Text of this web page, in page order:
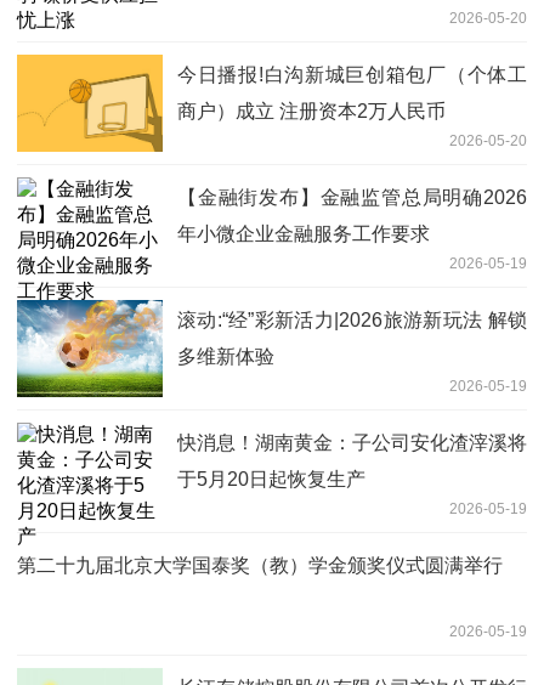
2026-05-20
今日播报!白沟新城巨创箱包厂（个体工
商户）成立 注册资本2万人民币
2026-05-20
【金融街发布】金融监管总局明确2026
年小微企业金融服务工作要求
2026-05-19
滚动:“经”彩新活力|2026旅游新玩法 解锁
多维新体验
2026-05-19
快消息！湖南黄金：子公司安化渣滓溪将
于5月20日起恢复生产
2026-05-19
第二十九届北京大学国泰奖（教）学金颁奖仪式圆满举行
2026-05-19